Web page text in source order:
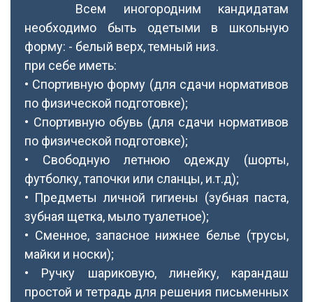
Всем иногородним кандидатам
необходимо быть одетыми в школьную
форму: - белый верх, темный низ.
при себе иметь:
• Спортивную форму (для сдачи нормативов
по физической подготовке);
• Спортивную обувь (для сдачи нормативов
по физической подготовке);
• Свободную летнюю одежду (шорты,
футболку, тапочки или сланцы, и.т.д);
• Предметы личной гигиены (зубная паста,
зубная щетка, мыло туалетное);
• Сменное, запасное нижнее белье (трусы,
майки и носки);
• Ручку шариковую, линейку, карандаш
простой и тетрадь для решения письменных